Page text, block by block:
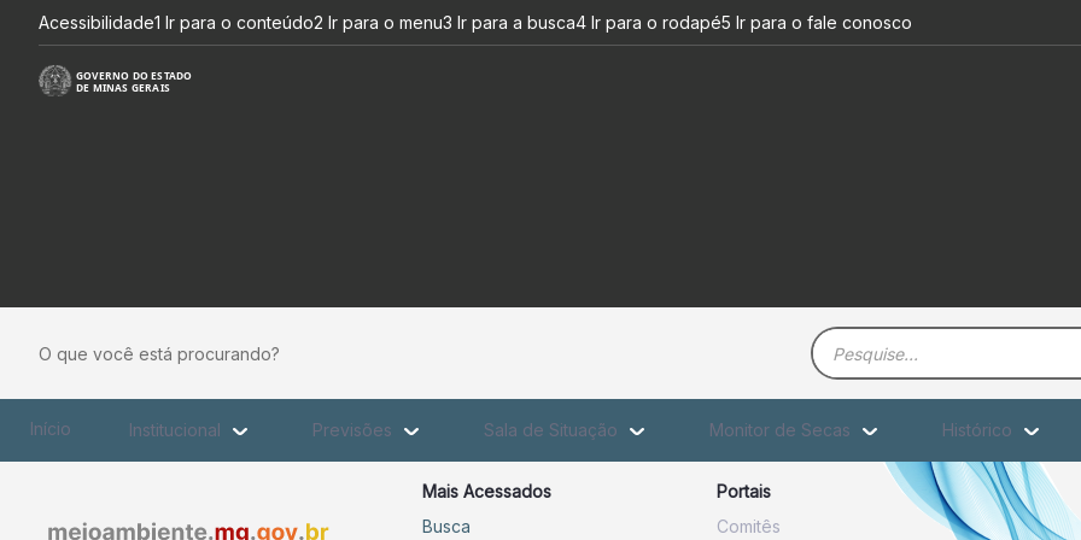
Pular para o Conteúdo principal
Informativos Monitor de Secas - SIMGE
Acessibilidade1 Ir para o conteúdo2 Ir para o menu3 Ir para a busca4 Ir para o rodapé5 Ir para o fale conosco
O que você está procurando?
Barra de busca
Início Institucional Previsões Sala de Situação Monitor de Secas Histórico
Mais Acessados
Busca
Portais
Comitês